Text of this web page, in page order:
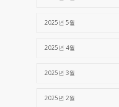
2025년 5월
2025년 4월
2025년 3월
2025년 2월